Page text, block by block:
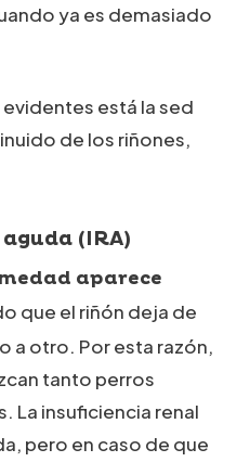
ya es demasiado
está la sed
de los riñones,
(IRA)
aparece
que el riñón deja de
a otro. Por esta razón,
tanto perros
La insuficiencia renal
pero en caso de que